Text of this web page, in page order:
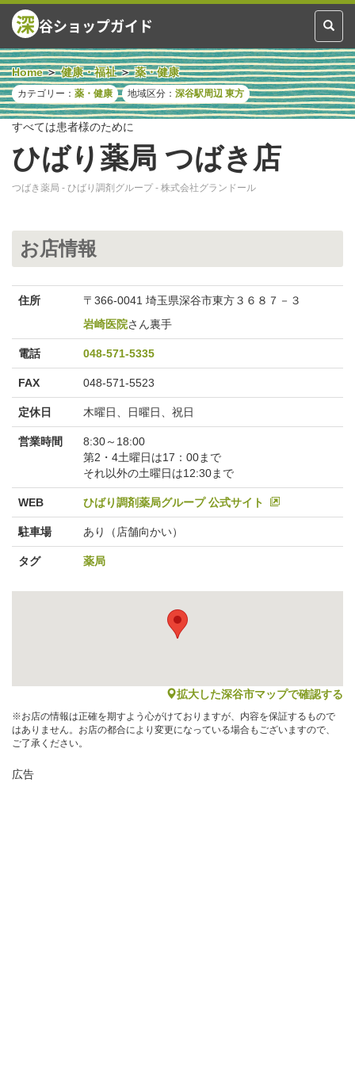
Toggle
深 谷ショップガイド
Home 健康・福祉 薬・健康
カテゴリー： 薬・健康 地域区分： 深谷駅周辺 東方
すべては患者様のために
ひばり薬局 つばき店
つばき薬局 - ひばり調剤グループ - 株式会社グランドール
お店情報
住所
〒366-0041 埼玉県深谷市東方３６８７－３
岩崎医院さん裏手
電話 048-571-5335
FAX 048-571-5523
定休日 木曜日、日曜日、祝日
営業時間
8:30～18:00
第2・4土曜日は17：00まで
それ以外の土曜日は12:30まで
WEB ひばり調剤薬局グループ 公式サイト
駐車場 あり（店舗向かい）
タグ 薬局
map
拡大した深谷市マップで確認する
※お店の情報は正確を期すよう心がけておりますが、内容を保証するもので
はありません。お店の都合により変更になっている場合もございますので、
ご了承ください。
広告